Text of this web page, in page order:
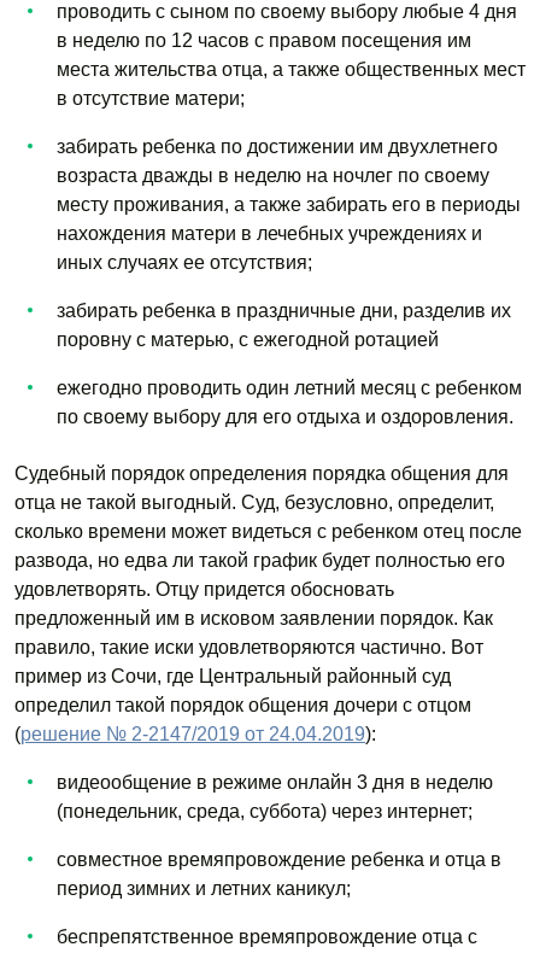
проводить с сыном по своему выбору любые 4 дня
в неделю по 12 часов с правом посещения им
места жительства отца, а также общественных мест
в отсутствие матери;
забирать ребенка по достижении им двухлетнего
возраста дважды в неделю на ночлег по своему
месту проживания, а также забирать его в периоды
нахождения матери в лечебных учреждениях и
иных случаях ее отсутствия;
забирать ребенка в праздничные дни, разделив их
поровну с матерью, с ежегодной ротацией
ежегодно проводить один летний месяц с ребенком
по своему выбору для его отдыха и оздоровления.
Судебный порядок определения порядка общения для
отца не такой выгодный. Суд, безусловно, определит,
сколько времени может видеться с ребенком отец после
развода, но едва ли такой график будет полностью его
удовлетворять. Отцу придется обосновать
предложенный им в исковом заявлении порядок. Как
правило, такие иски удовлетворяются частично. Вот
пример из Сочи, где Центральный районный суд
определил такой порядок общения дочери с отцом
(решение № 2-2147/2019 от 24.04.2019):
видеообщение в режиме онлайн 3 дня в неделю
(понедельник, среда, суббота) через интернет;
совместное времяпровождение ребенка и отца в
период зимних и летних каникул;
беспрепятственное времяпровождение отца с